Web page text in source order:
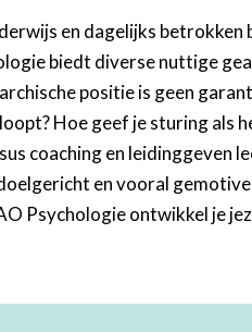
en dagelijks betrokken
biedt diverse nuttige
positie is geen
Hoe geef je sturing als
coaching en leidinggeven
en vooral
Psychologie ontwikkel je